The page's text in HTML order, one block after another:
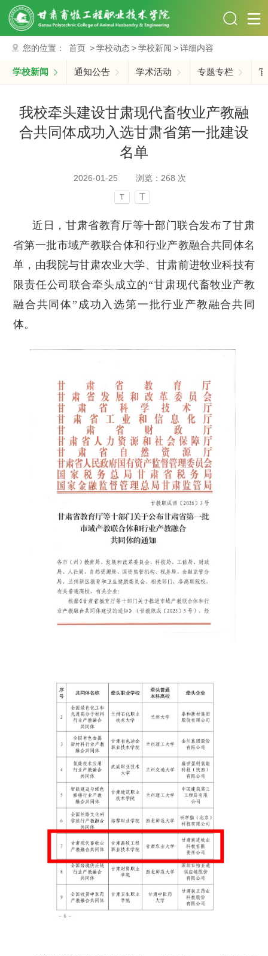
您的位置： 首页 >学校动态>学校新闻 >详细内容
学校新闻 通知公告 学术活动 专题专栏
我校牵头建设甘肃现代畜牧业产教融
合共同体成功入选甘肃省第一批建设
名单
2026-01-25 浏览： 268 次
T T
近日，甘肃省教育厅等十部门联合发布了甘肃
省第一批市域产教联合体和行业产教融合共同体名
单，由我院与甘肃农业大学、甘肃前进牧业科技有
限责任公司联合牵头成立的“甘肃现代畜牧业产教
融合共同体”成功入选第一批行业产教融合共同
体。